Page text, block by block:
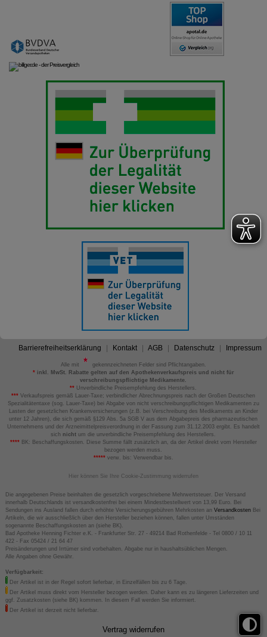
Barrierefreiheitserklärung Kontakt AGB Datenschutz Impressum
Alle mit
gekennzeichneten Felder sind Pflichtangaben.
*inkl. MwSt. Rabatte gelten auf den Apothekenverkaufspreis und nicht für
verschreibungspflichtige Medikamente.
** Unverbindliche Preisempfehlung des Herstellers.
*** Verkaufspreis gemäß Lauer-Taxe; verbindlicher Abrechnungspreis nach der Großen Deutschen
Spezialitätentaxe (sog. Lauer-Taxe) bei Abgabe von nicht verschreibungspflichtigen Medikamenten zu
Lasten der gesetzlichen Krankenversicherungen (z.B. bei Verschreibung des Medikaments an Kinder
unter 12 Jahren), die sich gemäß §129 Abs. 5a SGB V aus dem Abgabepreis des pharmazeutischen
Unternehmens und der Arzneimittelpreisverordnung in der Fassung zum 31.12.2003 ergibt. Es handelt
sich nicht um die unverbindliche Preisempfehlung des Herstellers.
****BK: Beschaffungskosten. Diese Summe fällt zusätzlich an, da der Artikel direkt vom Hersteller
bezogen werden muss.
*****verw. bis: Verwendbar bis.
Hier können Sie Ihre Cookie-Zustimmung widerrufen
Die angegebenen Preise beinhalten die gesetzlich vorgeschriebene Mehrwertsteuer. Der Versand
innerhalb Deutschlands ist versandkostenfrei bei einem Mindestbestellwert von 13,99 Euro. Bei
Sendungen ins Ausland fallen durch erhöhte Versicherungsgebühren Mehrkosten an VersandkostenBei
Artikeln, die wir ausschließlich über den Hersteller beziehen können, fallen unter Umständen
sogenannte Beschaffungskosten an (siehe BK).
Bad Apotheke Henning Fichter e.K. - Frankfurter Str. 27 - 49214 Bad Rothenfelde - Tel 0800 / 10 11
422 - Fax 05424 / 21 64 47
Preisänderungen und Irrtümer sind vorbehalten. Abgabe nur in haushaltsüblichen Mengen.
Alle Angaben ohne Gewähr.
Verfügbarkeit:
Der Artikel ist in der Regel sofort lieferbar, in Einzelfällen bis zu 6 Tage.
Der Artikel muss direkt vom Hersteller bezogen werden. Daher kann es zu längeren Lieferzeiten und
ggf. Zusatzkosten (siehe BK) kommen. In diesem Fall werden Sie informiert.
Der Artikel ist derzeit nicht lieferbar.
Vertrag widerrufen